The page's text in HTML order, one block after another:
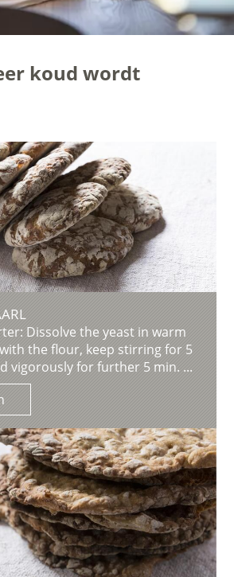
koud wordt
Dissolve the yeast in warm
the flour, keep stirring for 5
vigorously for further 5 min. ...